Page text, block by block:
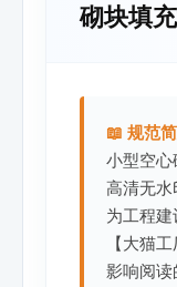
砌块填
📖 规范简
小型空心
高清无水
为工程
【大猫
影响阅读